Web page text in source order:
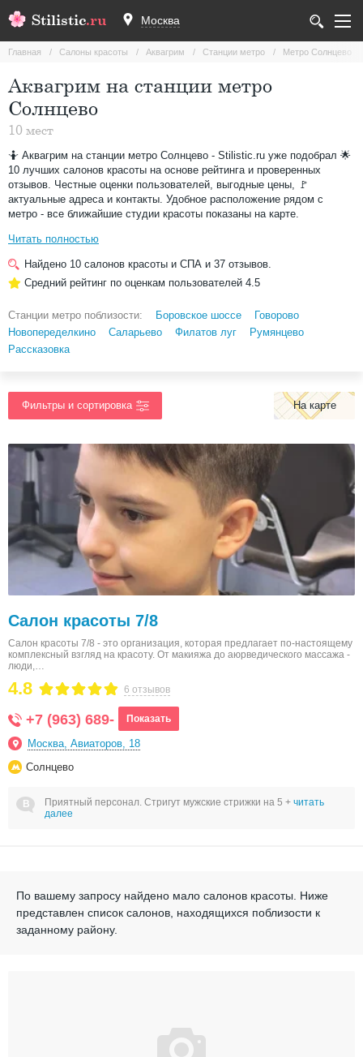
Stilistic.ru Москва
Главная Салоны красоты Аквагрим Станции метро Метро Солнцево
Аквагрим на станции метро
Солнцево
10 мест
🤷 Аквагрим на станции метро Солнцево - Stilistic.ru уже подобрал 🌟
10 лучших салонов красоты на основе рейтинга и проверенных
отзывов. Честные оценки пользователей, выгодные цены, 🚩
актуальные адреса и контакты. Удобное расположение рядом с
метро - все ближайшие студии красоты показаны на карте.
Читать полностью
Найдено 10 салонов красоты и СПА и 37 отзывов.
Средний рейтинг по оценкам пользователей 4.5
Станции метро поблизости: Боровское шоссе
Говорово
Новопеределкино
Саларьево Филатов луг
Румянцево
Рассказовка
На карте
Салон красоты 7/8
Салон красоты 7/8 - это организация, которая предлагает по-настоящему
комплексный взгляд на красоту. От макияжа до аюрведического массажа -
люди,…
6 отзывов
4.8
+7 (963) 689- Показать
Москва, Авиаторов, 18
Солнцево
Приятный персонал. Стригут мужские стрижки на 5 + читать
далее
По вашему запросу найдено мало салонов красоты. Ниже
представлен список салонов, находящихся поблизости к
заданному району.